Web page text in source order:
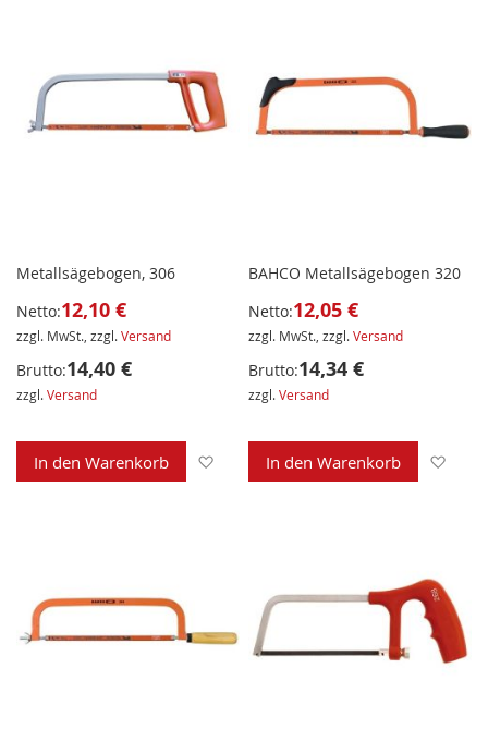
Metallsägebogen, 306
Netto:12,10 €
zzgl. MwSt., zzgl.Versand
Brutto:14,40 €
zzgl.Versand
In den Warenkorb Zur Wunschliste hinzufügen
BAHCO Metallsägebogen 320
Netto:12,05 €
zzgl. MwSt., zzgl.Versand
Brutto:14,34 €
zzgl.Versand
In den Warenkorb